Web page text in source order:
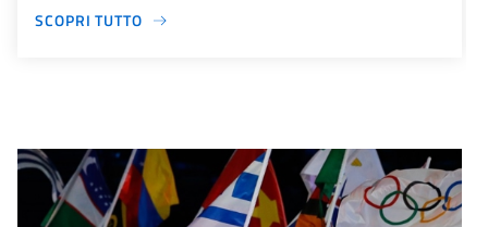
SCOPRI TUTTO